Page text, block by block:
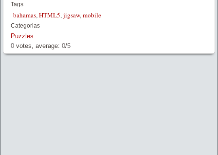
Tags
bahamas,HTML5,jigsaw,mobile
Categorias
Puzzles
0 votes, average: 0/5